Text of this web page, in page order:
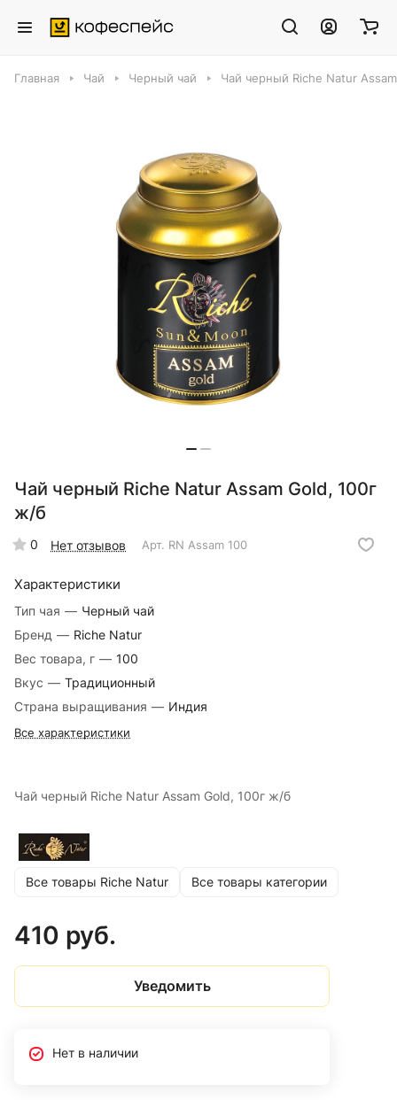
Главная Чай Черный чай Чай черный Riche Natur
Чай черный Riche Natur Assam Gold, 100г
ж/б
0 Нет отзывов Арт. RN Assam 100
Характеристики
Тип чая — Черный чай
Бренд — Riche Natur
Вес товара, г — 100
Вкус — Традиционный
Страна выращивания — Индия
Все характеристики
Чай черный Riche Natur Assam Gold, 100г ж/б
Все товары Riche Natur Все товары категории
410 руб.
Уведомить
Нет в наличии